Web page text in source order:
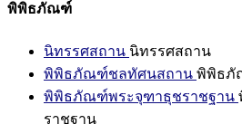
พิพิธภัณฑ์
นิทรรศสถาน นิทรรศสถาน
พิพิธภัณฑ์ชลทัศนสถาน พิพิธภั
พิพิธภัณฑ์พระจุฑาธุชราชฐาน
ราชฐาน